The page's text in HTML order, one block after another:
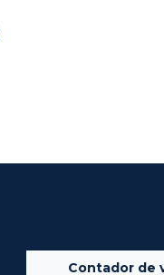
Contador de